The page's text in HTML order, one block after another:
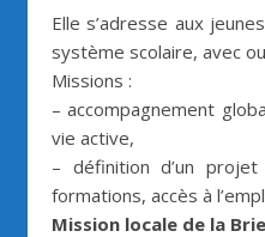
Elle s’adresse aux jeunes de 16 à 25 ans, sortis du
système scolaire, avec
Missions :
– accompagnement
vie active,
– définition d’un
formations, accès à
Mission locale de la